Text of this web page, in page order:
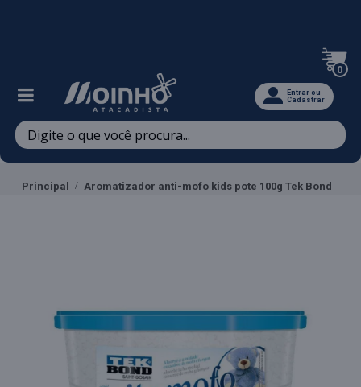
0
Entrar ou
Cadastrar
Principal Aromatizador anti-mofo kids pote 100g Tek Bond